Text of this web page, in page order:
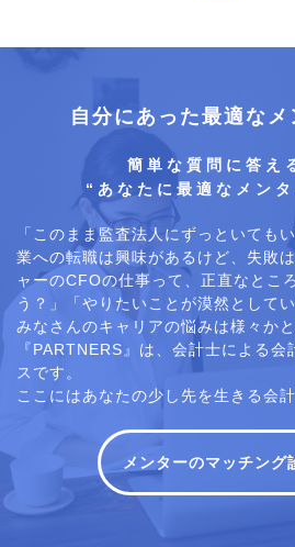
自分にあった最適な
簡単な質問に答え
“あなたに最適なメン
「このまま監査法人にずっといても
業への転職は興味があるけど、失敗
ャーのCFOの仕事って、正直なとこ
う？」「やりたいことが漠然として
みなさんのキャリアの悩みは様々かと
『PARTNERS』は、会計士による
スです。
ここにはあなたの少し先を生きる会
メンターのマッチング